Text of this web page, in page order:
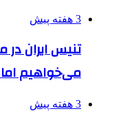
3 هفته پیش
تنیس ایران
می‌خواهیم
3 هفته پیش